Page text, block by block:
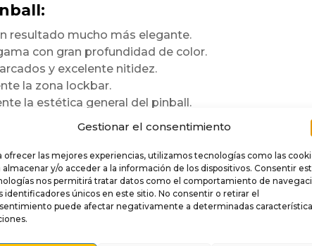
Gestionar el consentimiento
ofrecer las mejores experiencias, utilizamos tecnologías como las
almacenar y/o acceder a la información de los dispositivos. Consentir
nos permitirá tratar datos como el comportamiento de
identificadores únicos en este sitio. No consentir o retirar el
puede afectar negativamente a determinadas
resultado mucho más elegante.
con gran profundidad de color.
y excelente nitidez.
la zona lockbar.
la estética general del pinball.
durar